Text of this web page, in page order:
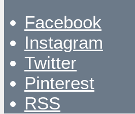
Facebook
Instagram
Twitter
Pinterest
RSS